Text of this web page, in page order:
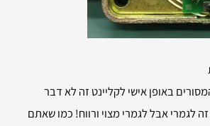
באופן אישי לקליינט זה לא דבר
לגמרי אבל לגמרי מצוי ורווח! כמו שאתם